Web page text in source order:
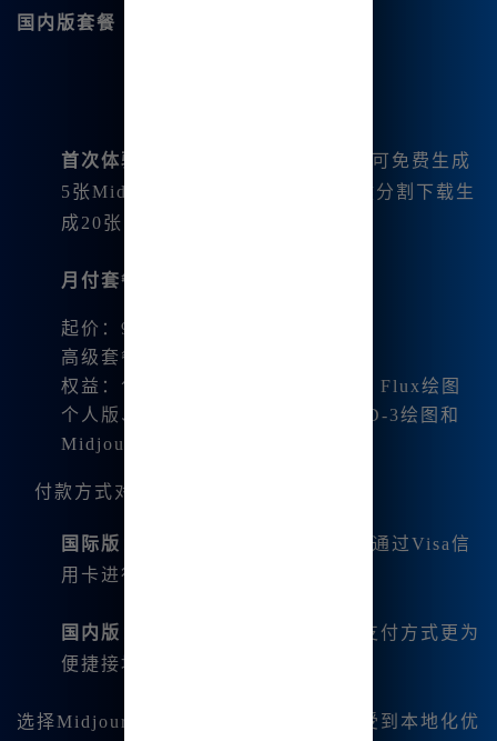
国内版套餐
首次体验
：注册后赠送5积分，每日可免费生成
5张Midjourney图片，支持图片一键分割下载生
成20张图片。
月付套餐
起价：9.9元
高级套餐：39.8元
权益：包括无限使用B族AI4o对话、Flux绘图
个人版、SDXL绘图、step绘图、SD-3绘图和
Midjourney休闲模式
付款方式对比
国际版
：需要绑定Discord账号，并通过Visa信
用卡进行支付。
国内版
：支持使用微信和支付宝，支付方式更为
便捷接地气。
选择Midjourney中文版，您不仅可以享受到本地化优